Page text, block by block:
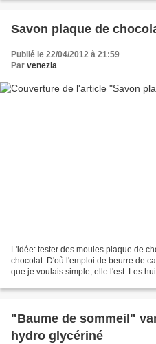
Savon plaque de
Publié le 22/04/2012 à 21:59
Par venezia
L'idée: tester des moules plaque de
chocolat. D'où l'emploi de beurre de
que je voulais simple, elle l'est. Les
"Baume de sommeil"
hydro glycériné